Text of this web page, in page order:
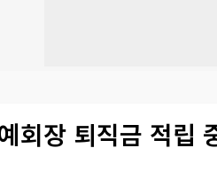
회장 퇴직금 적립